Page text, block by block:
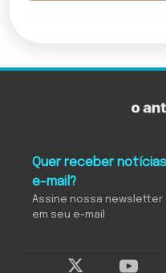
Quer receber
e-mail?
Assine nossa newsletter
em seu e-mail